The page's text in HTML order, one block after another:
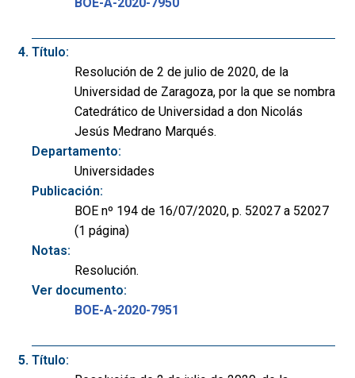
Título:
Resolución de 2 de julio de 2020, de la
Universidad de Zaragoza, por la que se nombra
Catedrático de Universidad a don Nicolás
Jesús Medrano Marqués.
Departamento:
Universidades
Publicación:
BOE nº 194 de 16/07/2020, p. 52027 a 52027
(1 página)
Notas:
Resolución.
Ver documento:
BOE-A-2020-7951
Título: